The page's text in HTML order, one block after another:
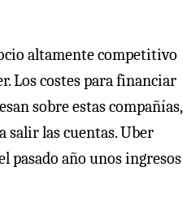
altamente competitivo
Los costes para financiar
sobre estas compañías,
salir las cuentas. Uber
pasado año unos ingresos